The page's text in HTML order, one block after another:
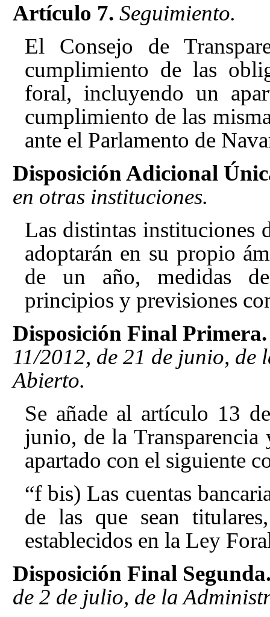
Artículo 7. Seguimiento.
El Consejo de
cumplimiento de las
foral, incluyendo un
cumplimiento de las
ante el Parlamento de
Disposición Adicional
en otras instituciones.
Las distintas instituciones
adoptarán en su propio
de un año, medidas
principios y previsiones
Disposición Final Primera.
11/2012, de 21 de junio, de
Abierto.
Se añade al artículo 13
junio, de la
apartado con el siguiente
“f bis) Las cuentas
de las que sean
establecidos en la Ley
Disposición Final
de 2 de julio, de la